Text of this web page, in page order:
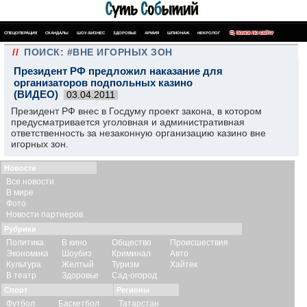
СПЕЦОПЕРАЦИЯ СКАНДАЛЫ ШОУ-БИЗНЕС ЗДОРОВЬЕ АРМИЯ ШПИОНАЖ НЕКРОЛОГ ПОИСК ПО САЙТУ
// ПОИСК: #ВНЕ ИГОРНЫХ ЗОН
Президент РФ предложил наказание для
организаторов подпольных казино
(ВИДЕО)
03.04.2011
Президент РФ внес в Госдуму проект закона, в котором
предусматривается уголовная и административная
ответственность за незаконную организацию казино вне
игорных зон.
Новости
Все новости
В мире
Фото
Новости партнеров
Рубрики
Политика
Экономика
Культура
В театр
В кино
Шоубиз
Желтый
Здоровье
Общество
Криминал
Туризм
Сад-огород
Происшествия
Авто
Хайтек
Спорт
Футбол
Баскетбол
Регионы
Татарстан